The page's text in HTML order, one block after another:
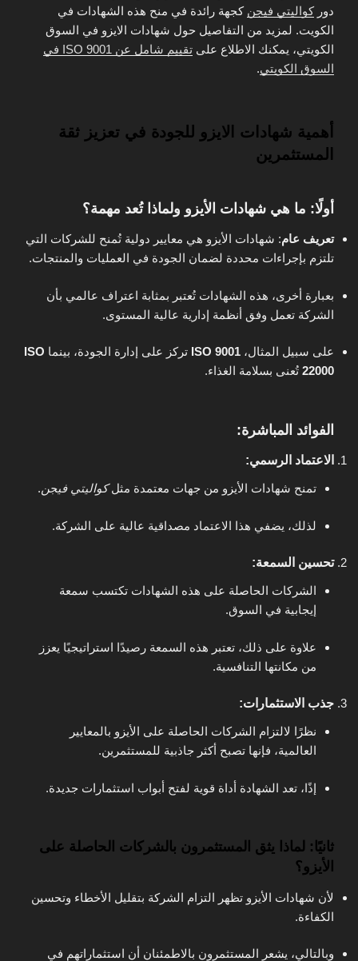
دوركواليتي فيجن كجهة رائدة في منح هذه الشهادات في
الكويت. لمزيد من التفاصيل حول شهادات الايزو في السوق
الكويتي، يمكنك الاطلاع على
تقييم شامل عن ISO 9001 في
السوق الكويتي.
أهمية شهادات الايزو للجودة في تعزيز ثقة
المستثمرين
أولًا: ما هي شهادات الأيزو ولماذا تُعد مهمة؟
تعريف عام: شهادات الأيزو هي معايير دولية تُمنح للشركات التي
تلتزم بإجراءات محددة لضمان الجودة في العمليات والمنتجات.
بعبارة أخرى، هذه الشهادات تُعتبر بمثابة اعتراف عالمي بأن
الشركة تعمل وفق أنظمة إدارية عالية المستوى.
على سبيل المثال، ISO 9001 تركز على إدارة الجودة، بينما ISO
22000 تُعنى بسلامة الغذاء.
الفوائد المباشرة:
الاعتماد الرسمي:
تمنح شهادات الأيزو من جهات معتمدة مثلكواليتي فيجن.
لذلك، يضفي هذا الاعتماد مصداقية عالية على الشركة.
تحسين السمعة:
الشركات الحاصلة على هذه الشهادات تكتسب سمعة
إيجابية في السوق.
علاوة على ذلك، تعتبر هذه السمعة رصيدًا استراتيجيًا يعزز
من مكانتها التنافسية.
جذب الاستثمارات:
نظرًا لالتزام الشركات الحاصلة على الأيزو بالمعايير
العالمية، فإنها تصبح أكثر جاذبية للمستثمرين.
إذًا، تعد الشهادة أداة قوية لفتح أبواب استثمارات جديدة.
ثانيًا: لماذا يثق المستثمرون بالشركات الحاصلة على
الأيزو؟
لأن شهادات الأيزو تظهر التزام الشركة بتقليل الأخطاء وتحسين
الكفاءة.
وبالتالي، يشعر المستثمرون بالاطمئنان أن استثماراتهم في